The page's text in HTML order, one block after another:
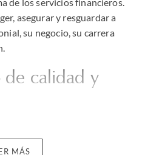
asegurar y resguardar a
su negocio, su carrera
de calidad y
y trabajan con
MÁS